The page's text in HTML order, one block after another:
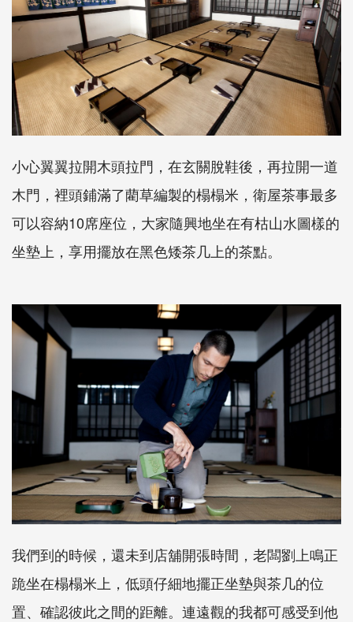
小心翼翼拉開木頭拉門，在玄關脫鞋後，再拉開一道
木門，裡頭鋪滿了藺草編製的榻榻米，衛屋茶事最多
可以容納10席座位，大家隨興地坐在有枯山水圖樣的
坐墊上，享用擺放在黑色矮茶几上的茶點。
我們到的時候，還未到店舖開張時間，老闆劉上鳴正
跪坐在榻榻米上，低頭仔細地擺正坐墊與茶几的位
置、確認彼此之間的距離。連遠觀的我都可感受到他